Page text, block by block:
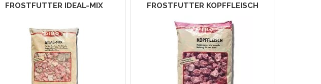
FROSTFUTTER IDEAL-MIX
FROSTFUTTER KOPFFLEISCH